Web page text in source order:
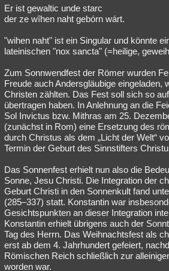
Er ist gewaltic unde starc
der ze wîhen naht gebórn wárt.
"wihen naht" ist ein Singular und könnte
lateinischen "nox sancta" (=heilige,
Zum Sonnwendfest der Römer wurden
Freude auch Andersgläubige eingeladen,
Christen zählten. Das Fest soll sich so
übertragen haben. In Anlehnung an die
Sol Invictus bzw. Mithras am 25.
(zunächst in Rom) eine Ersetzung des
durch Christus als dem „Licht der Welt“
Termin der Geburt des Sinnstifters
Das Sonnenfest erhielt nun also die
Sonne, Jesu Christi. Die Integration der
Geburt Christi in den Sonnenkult fand
(285–337) statt. Konstantin war
Gesichtspunkten an dieser Integration
Konstantin erhielt übrigens auch der
Tag des Herrn. Das Weihnachtsfest als
erst ab dem 4. Jahrhundert gefeiert,
Römischen Reich schließlich zur
worden war.